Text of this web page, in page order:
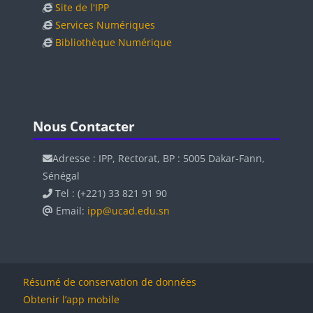
Site de l'IPP
Services Numériques
Bibliothèque Numérique
Blocs
Nous Contacter
Adresse : IPP, Rectorat, BP : 5005 Dakar-Fann,
Sénégal
Tel : (+221) 33 821 91 90
Email: ipp@ucad.edu.sn
Résumé de conservation de données
Obtenir l’app mobile